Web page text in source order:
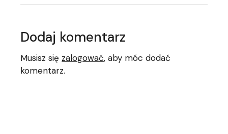
Dodaj komentarz
Musisz się zalogować, aby móc dodać
komentarz.